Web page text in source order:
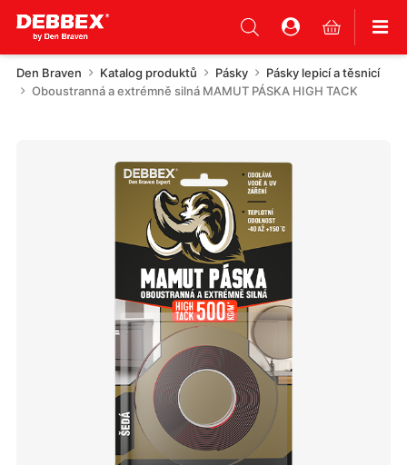
Den Braven Katalog produktů Pásky
Pásky lepicí a těsnicí
Oboustranná a extrémně silná MAMUT PÁSKA HIGH TACK